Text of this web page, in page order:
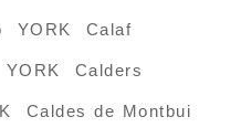
YORK Calaf
Calders
Caldes de Montbui